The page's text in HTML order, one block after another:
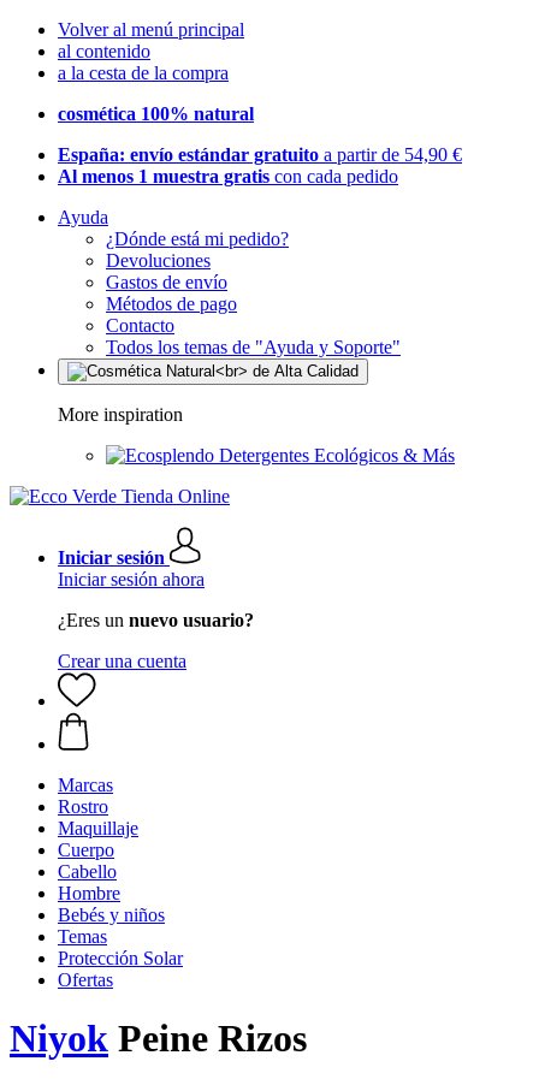
Volver al menú principal
al contenido
a la cesta de la compra
cosmética 100% natural
España: envío estándar gratuito a partir de 54,90 €
Al menos 1 muestra gratis con cada pedido
Ayuda
¿Dónde está mi pedido?
Devoluciones
Gastos de envío
Métodos de pago
Contacto
Todos los temas de "Ayuda y Soporte"
More inspiration
Detergentes Ecológicos & Más
Iniciar sesión
Iniciar sesión ahora
¿Eres un nuevo usuario?
Crear una cuenta
Marcas
Rostro
Maquillaje
Cuerpo
Cabello
Hombre
Bebés y niños
Temas
Protección Solar
Ofertas
Niyok Peine Rizos